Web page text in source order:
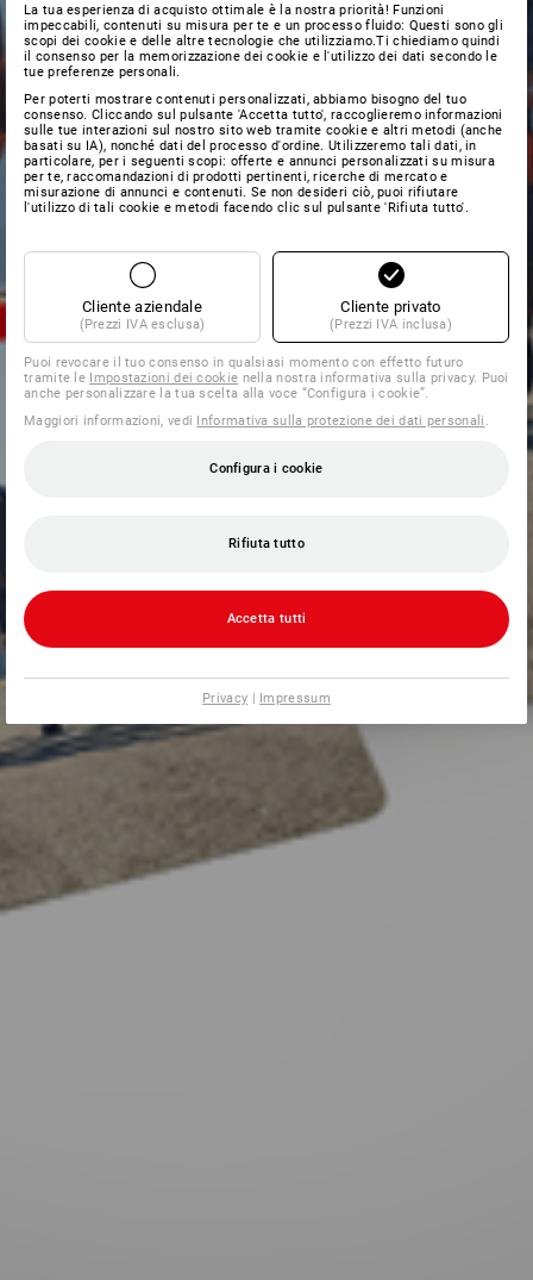
La tua esperienza di acquisto ottimale è la nostra priorità! Funzioni
impeccabili, contenuti su misura per te e un processo fluido: Questi sono gli
scopi dei cookie e delle altre tecnologie che utilizziamo.Ti chiediamo quindi
il consenso per la memorizzazione dei cookie e l'utilizzo dei dati secondo le
tue preferenze personali.
Per poterti mostrare contenuti personalizzati, abbiamo bisogno del tuo
consenso. Cliccando sul pulsante 'Accetta tutto', raccoglieremo informazioni
sulle tue interazioni sul nostro sito web tramite cookie e altri metodi (anche
basati su IA), nonché dati del processo d'ordine. Utilizzeremo tali dati, in
particolare, per i seguenti scopi: offerte e annunci personalizzati su misura
per te, raccomandazioni di prodotti pertinenti, ricerche di mercato e
misurazione di annunci e contenuti. Se non desideri ciò, puoi rifiutare
l'utilizzo di tali cookie e metodi facendo clic sul pulsante 'Rifiuta tutto'.
Cliente aziendale
(Prezzi IVA esclusa)
Cliente privato
(Prezzi IVA inclusa)
Puoi revocare il tuo consenso in qualsiasi momento con effetto futuro
tramite le Impostazioni dei cookie nella nostra informativa sulla privacy. Puoi
anche personalizzare la tua scelta alla voce “Configura i cookie”.
Maggiori informazioni, vedi Informativa sulla protezione dei dati personali
Configura i cookie
Rifiuta tutto
Accetta tutti
Privacy | Impressum